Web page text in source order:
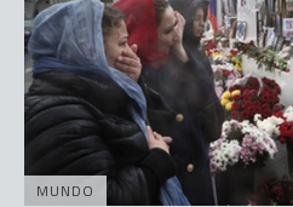
MUNDO